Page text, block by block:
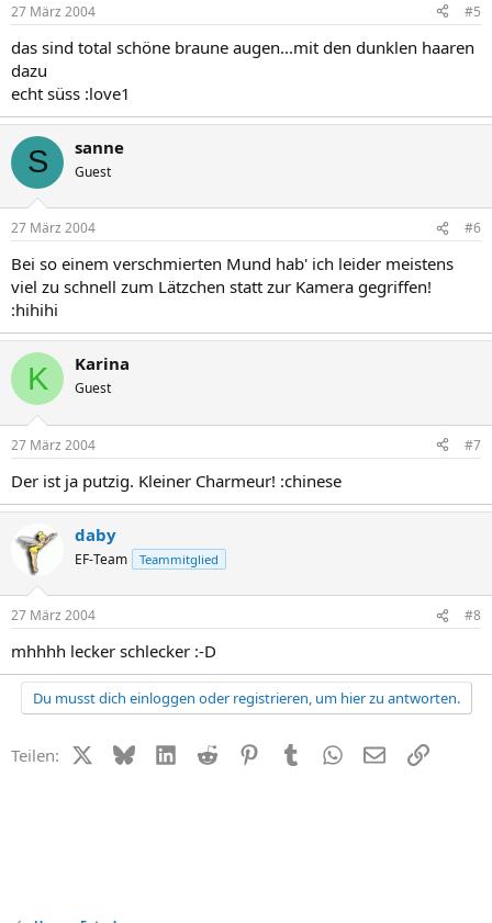
27 März 2004 #5
das sind total schöne braune augen...mit den dunklen haaren
dazu
echt süss :love1
S sanne
Guest
27 März 2004 #6
Bei so einem verschmierten Mund hab' ich leider meistens
viel zu schnell zum Lätzchen statt zur Kamera gegriffen!
:hihihi
K Karina
Guest
27 März 2004 #7
Der ist ja putzig. Kleiner Charmeur! :chinese
daby
EF-Team Teammitglied
27 März 2004 #8
mhhhh lecker schlecker :-D
Du musst dich einloggen oder registrieren, um hier zu antworten.
Teilen: X (Twitter)
BlueskyLinkedIn
Reddit PinterestTumblr WhatsApp
E-MailLink